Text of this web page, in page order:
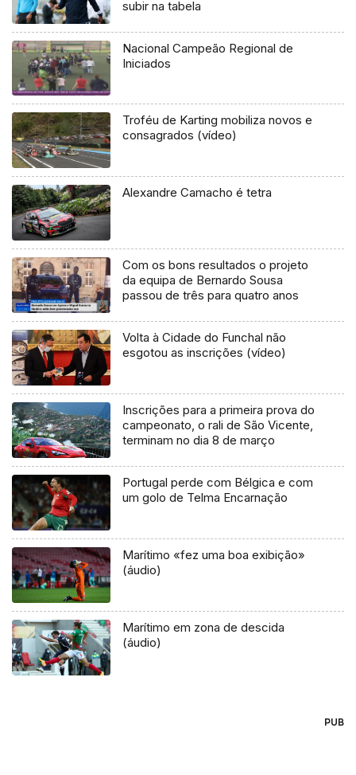
subir na tabela
Nacional Campeão Regional de
Iniciados
Troféu de Karting mobiliza novos e
consagrados (vídeo)
Alexandre Camacho é tetra
Com os bons resultados o projeto
da equipa de Bernardo Sousa
passou de três para quatro anos
Volta à Cidade do Funchal não
esgotou as inscrições (vídeo)
Inscrições para a primeira prova do
campeonato, o rali de São Vicente,
terminam no dia 8 de março
Portugal perde com Bélgica e com
um golo de Telma Encarnação
Marítimo «fez uma boa exibição»
(áudio)
Marítimo em zona de descida
(áudio)
PUB